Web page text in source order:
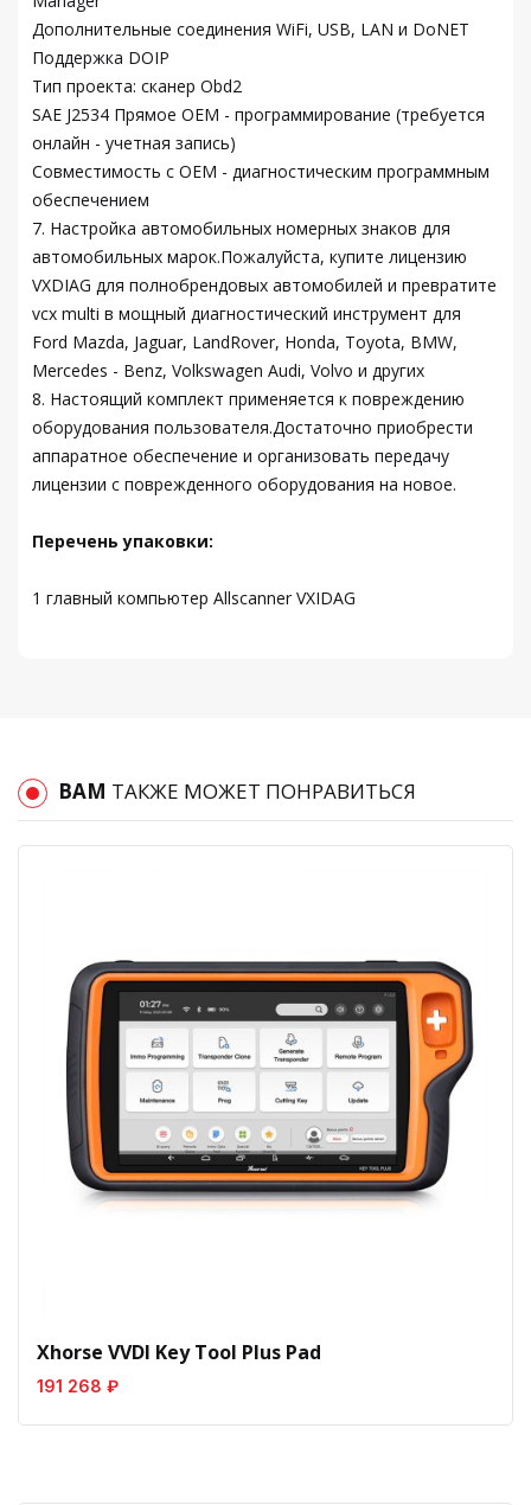
Дополнительные соединения WiFi, USB, LAN и DoNET
Поддержка DOIP
Тип проекта: сканер Obd2
SAE J2534 Прямое OEM - программирование (требуется
онлайн - учетная запись)
Совместимость с OEM - диагностическим программным
обеспечением
7. Настройка автомобильных номерных знаков для
автомобильных марок.Пожалуйста, купите лицензию
VXDIAG для полнобрендовых автомобилей и превратите
vcx multi в мощный диагностический инструмент для
Ford Mazda, Jaguar, LandRover, Honda, Toyota, BMW,
Mercedes - Benz, Volkswagen Audi, Volvo и других
8. Настоящий комплект применяется к повреждению
оборудования пользователя.Достаточно приобрести
аппаратное обеспечение и организовать передачу
лицензии с поврежденного оборудования на новое.
Перечень упаковки:
1 главный компьютер Allscanner VXIDAG
ВАМ ТАКЖЕ МОЖЕТ ПОНРАВИТЬСЯ
Xhorse VVDI Key Tool Plus Pad
191 268 ₽